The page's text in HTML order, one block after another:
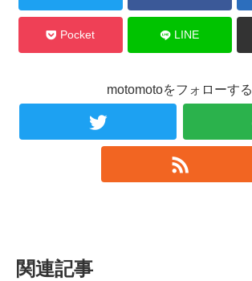
Pocket LINE
motomotoをフォローする
関連記事